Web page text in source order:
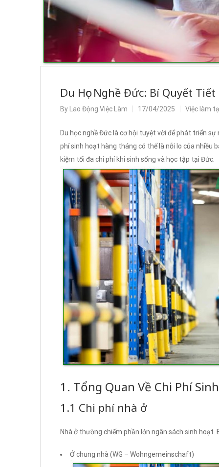
Du Học Nghề Đức: Bí Quyết
By Lao Động Việc Làm 17/04/2025 Việc làm
Du học nghề Đức là cơ hội tuyệt vời để phát triển
phí sinh hoạt hàng tháng có thể là nỗi lo của nhiều
kiệm tối đa chi phí khi sinh sống và học tập tại Đức.
1. Tổng Quan Về Chi Phí
1.1 Chi phí nhà ở
Nhà ở thường chiếm phần lớn ngân sách sinh hoạt.
Ở chung nhà (WG – Wohngemeinschaft)